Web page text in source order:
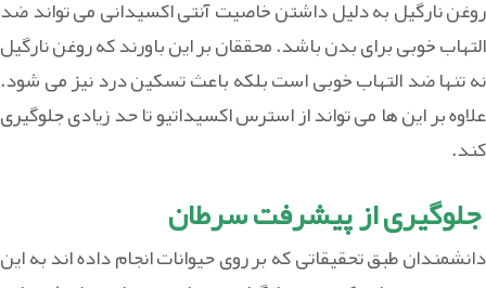
روغن نارگیل به دلیل داشتن خاصیت آنتی اکسیدانی می تواند ضد
التهاب خوبی برای بدن باشد. محققان بر این باورند که روغن نارگیل
نه تنها ضد التهاب خوبی است بلکه باعث تسکین درد نیز می شود.
علاوه بر این ها می تواند از استرس اکسیداتیو تا حد زیادی جلوگیری
کند.
جلوگیری از پیشرفت سرطان
دانشمندان طبق تحقیقاتی که بر روی حیوانات انجام داده اند به این